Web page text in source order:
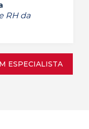
RH da
ESPECIALISTA